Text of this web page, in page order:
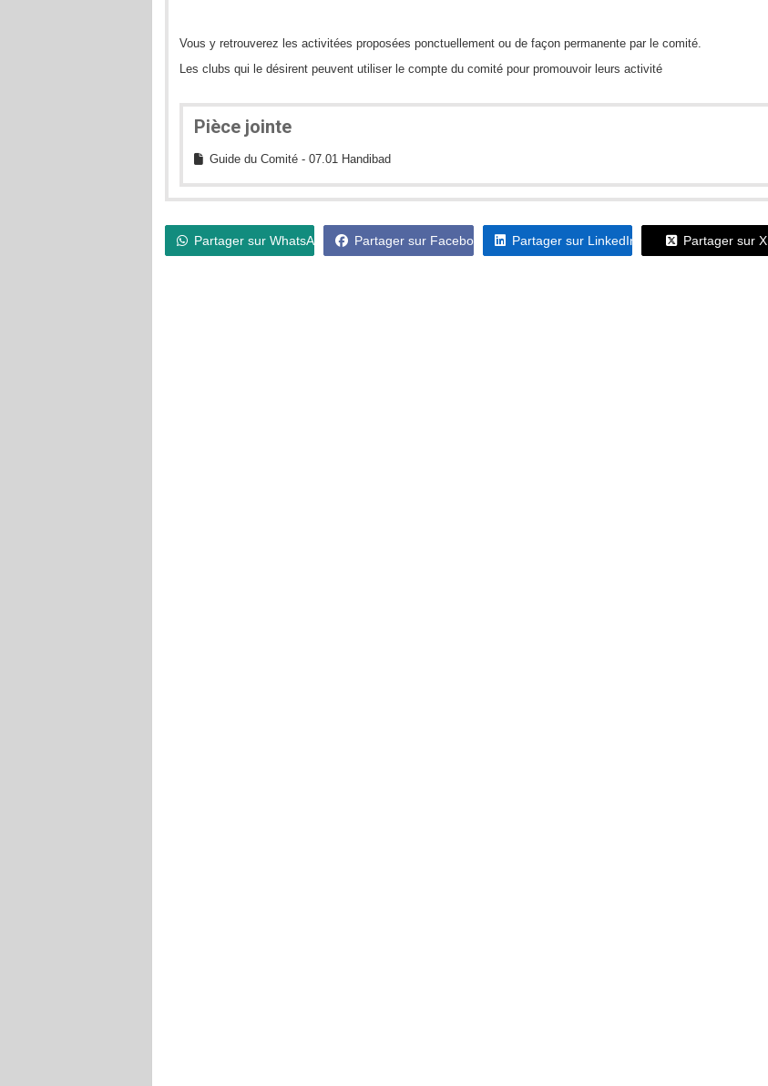
Vous y retrouverez les activitées proposées ponctuellement ou de façon permanente par le comité.
Les clubs qui le désirent peuvent utiliser le compte du comité pour promouvoir leurs activité
Pièce jointe
Guide du Comité - 07.01 Handibad
Partager sur WhatsApp Partager sur Facebook Partager sur LinkedIn Partager sur X